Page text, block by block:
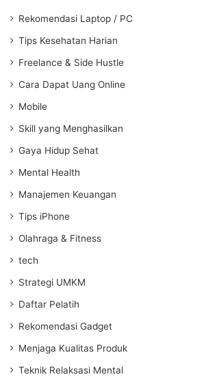
Rekomendasi Laptop / PC
Tips Kesehatan Harian
Freelance & Side Hustle
Cara Dapat Uang Online
Mobile
Skill yang Menghasilkan
Gaya Hidup Sehat
Mental Health
Manajemen Keuangan
Tips iPhone
Olahraga & Fitness
tech
Strategi UMKM
Daftar Pelatih
Rekomendasi Gadget
Menjaga Kualitas Produk
Teknik Relaksasi Mental